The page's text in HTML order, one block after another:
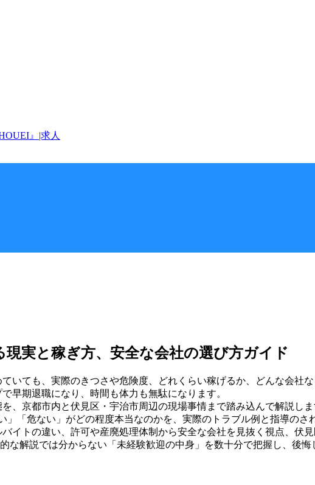
実と稼ぎ方、安全な会社の選び方ガイド
いても、実際のきつさや危険度、どれくらい稼げるか、どんな会社
早期退職になり、時間も体力も無駄になります。
、京都市内と伏見区・宇治市周辺の現場事情まで踏み込んで解説し
「危ない」がどの程度本当なのかを、実際のトラブル例と指導のさ
イトの違い、許可や産廃処理体制から安全な会社を見抜く視点、伏
な解説では分からない「未経験歓迎の中身」を数十分で把握し、後